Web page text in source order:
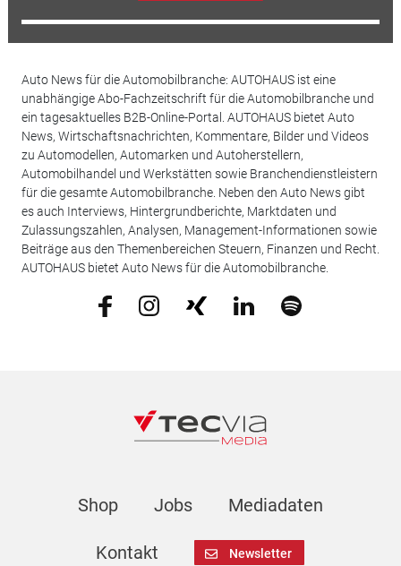
Auto News für die Automobilbranche: AUTOHAUS ist eine
unabhängige Abo-Fachzeitschrift für die Automobilbranche und
ein tagesaktuelles B2B-Online-Portal. AUTOHAUS bietet Auto
News, Wirtschaftsnachrichten, Kommentare, Bilder und Videos
zu Automodellen, Automarken und Autoherstellern,
Automobilhandel und Werkstätten sowie Branchendienstleistern
für die gesamte Automobilbranche. Neben den Auto News gibt
es auch Interviews, Hintergrundberichte, Marktdaten und
Zulassungszahlen, Analysen, Management-Informationen sowie
Beiträge aus den Themenbereichen Steuern, Finanzen und Recht.
AUTOHAUS bietet Auto News für die Automobilbranche.
Shop Jobs Mediadaten
Kontakt Newsletter